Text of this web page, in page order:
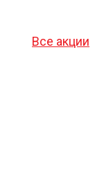
Все акции